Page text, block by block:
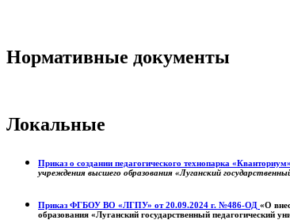
Нормативные документы
Локальные
Приказ о создании педагогического технопарка
учреждения высшего образования «Луганский
Приказ ФГБОУ ВО «ЛГПУ» от 20.09.2024 г. №486-ОД «О
образования «Луганский государственный педагогический